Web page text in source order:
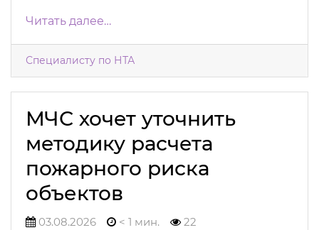
Читать далее…
Специалисту по НТА
МЧС хочет уточнить
методику расчета
пожарного риска
объектов
03.08.2026 < 1 мин. 22